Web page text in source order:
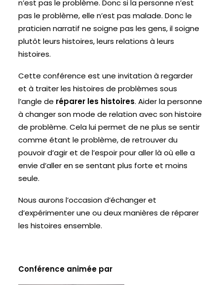
n’est pas le problème. Donc si la personne n’est
pas le problème, elle n’est pas malade. Donc le
praticien narratif ne soigne pas les gens, il soigne
plutôt leurs histoires, leurs relations à leurs
histoires.
Cette conférence est une invitation à regarder
et à traiter les histoires de problèmes sous
l’angle de réparer les histoires. Aider la personne
à changer son mode de relation avec son histoire
de problème. Cela lui permet de ne plus se sentir
comme étant le problème, de retrouver du
pouvoir d’agir et de l’espoir pour aller là où elle a
envie d’aller en se sentant plus forte et moins
seule.
Nous aurons l’occasion d’échanger et
d’expérimenter une ou deux manières de réparer
les histoires ensemble.
Conférence animée par